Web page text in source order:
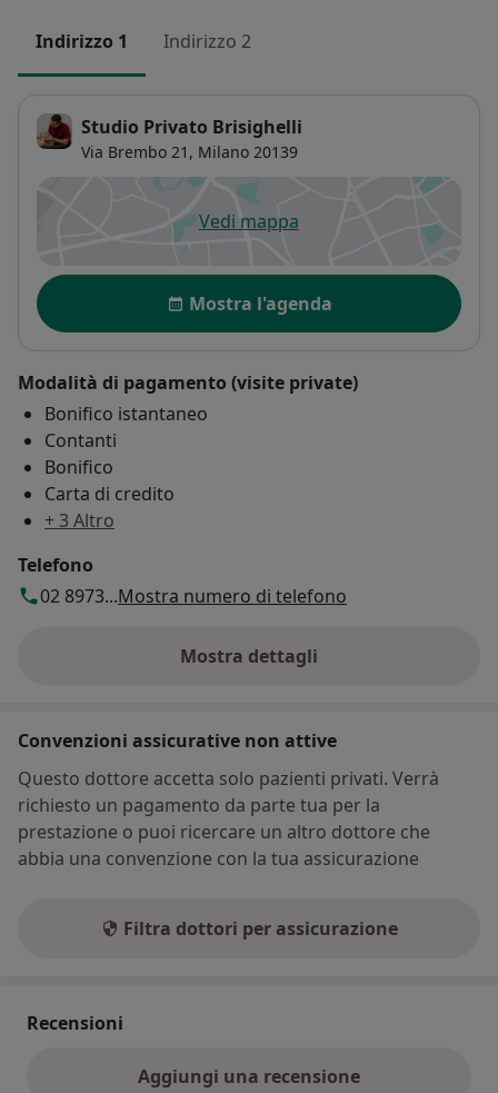
Indirizzo 1 Indirizzo 2
Studio Privato Brisighelli
Via Brembo 21, Milano 20139
Vedi mappasi apre in una nuova scheda
Disponibilità
Mostra l'agenda
Modalità di pagamento (visite private)
Bonifico istantaneo
Contanti
Bonifico
Carta di credito
+ 3 Altro
Telefono
02 8973...Mostra numero di telefono
Mostra dettagli
sull'indirizzo
Convenzioni assicurative non attive
Questo dottore accetta solo pazienti privati. Verrà
richiesto un pagamento da parte tua per la
prestazione o puoi ricercare un altro dottore che
abbia una convenzione con la tua assicurazione
Filtra dottori per assicurazione
Recensioni
Aggiungi una recensione